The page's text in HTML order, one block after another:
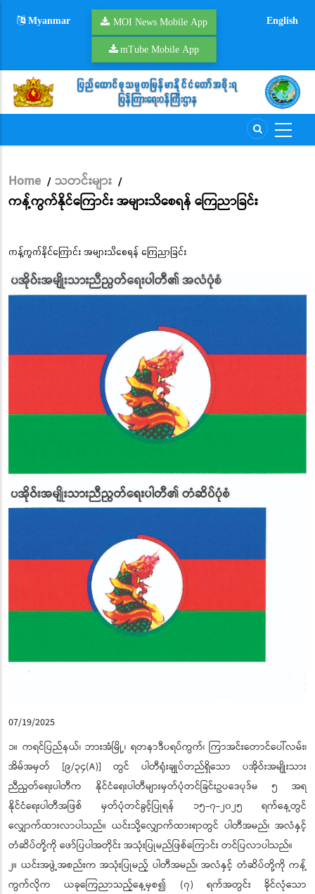
Myanmar MOI News Mobile App
mTube Mobile App
English
Breadcrumb
Home / သတင်းများ /
ကန့်ကွက်နိုင်ကြောင်း အများသိစေရန် ကြေညာခြင်း
ကန့်ကွက်နိုင်ကြောင်း အများသိစေရန် ကြေညာခြင်း
07/19/2025
၁။ ကရင်ပြည်နယ်၊ ဘားအံမြို့၊ ရတနာဒီပရပ်ကွက်၊ ကြာအင်းတောင်ပေါ်လမ်း၊
အိမ်အမှတ် [၉/၃၄(A)] တွင် ပါတီရုံးချုပ်တည်ရှိသော ပအိုဝ်းအမျိုးသား
ညီညွတ်ရေးပါတီက နိုင်ငံရေးပါတီများမှတ်ပုံတင်ခြင်းဥပဒေပုဒ်မ ၅ အရ
နိုင်ငံရေးပါတီအဖြစ် မှတ်ပုံတင်ခွင့်ပြုရန် ၁၅-၇-၂၀၂၅ ရက်နေ့တွင်
လျှောက်ထားလာပါသည်။ ယင်းသို့လျှောက်ထားရာတွင် ပါတီအမည်၊ အလံနှင့်
တံဆိပ်တို့ကို ဖော်ပြပါအတိုင်း အသုံးပြုမည်ဖြစ်ကြောင်း တင်ပြလာပါသည်။
၂။ ယင်းအဖွဲ့အစည်းက အသုံးပြုမည့် ပါတီအမည်၊ အလံနှင့် တံဆိပ်တို့ကို ကန့်
ကွက်လိုက ယခုကြေညာသည့်နေ့မှစ၍ (၇) ရက်အတွင်း ခိုင်လုံသော